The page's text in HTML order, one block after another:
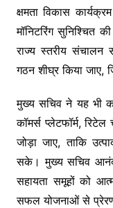
क्षमता विकास
मॉनिटरिंग सुनिश्चित
राज्य स्तरीय संचालन
गठन शीघ्र किया जाए,
मुख्य सचिव ने यह भी
कॉमर्स प्लेटफॉर्म,
जोड़ा जाए, ताकि
सके। मुख्य सचिव आनंद
सहायता समूहों को
सफल योजनाओं से